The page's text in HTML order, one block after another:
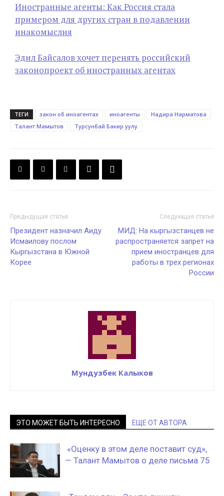
Иностранные агенты: Как Россия стала
примером для других стран в подавлении
инакомыслия
Эдил Байсалов хочет перенять российский
законопроект об иностранных агентах
ТЕГИ закон об иноагентах иноагенты
Надира Нарматова
Талант Мамытов
Турсунбай Бакир уулу
Предыдущая статья
Президент назначил Аиду
Исмаилову послом
Кыргызстана в Южной
Корее
Следующая статья
МИД: На кыргызстанцев не
распространяется запрет на
прием иностранцев для
работы в трех регионах
России
Мундузбек Калыков
ЭТО МОЖЕТ БЫТЬ ИНТЕРЕСНО ЕЩЕ ОТ АВТОРА
«Оценку в этом деле поставит суд»,
— Талант Мамытов о деле письма 75